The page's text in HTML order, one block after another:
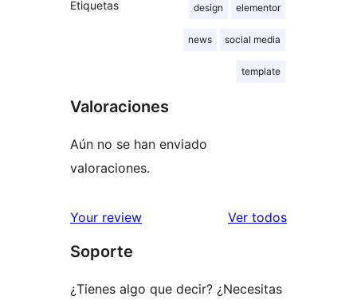
Etiquetas design elementor
news social media
template
Valoraciones
Aún no se han enviado
valoraciones.
Your review Ver todoslos
Soporte
¿Tienes algo que decir? ¿Necesitas